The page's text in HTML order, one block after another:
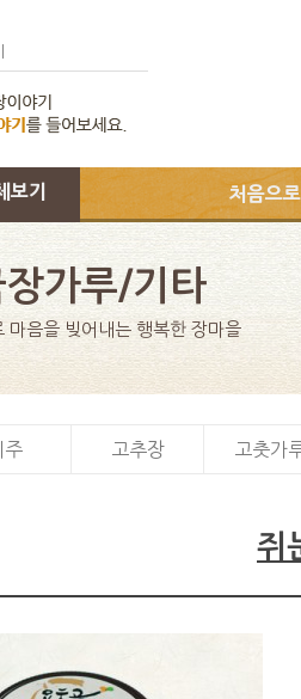
보기 처음으로
가루/기타
마음을 빚어내는 행복한 장마을
주 고추장 고춧가
쥐